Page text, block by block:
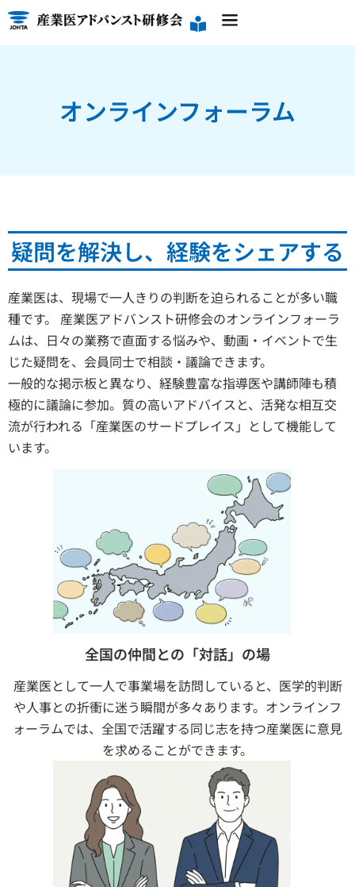
オンラインフォーラム
疑問を解決し、経験をシェアする
産業医は、現場で一人きりの判断を迫られることが多い職
種です。 産業医アドバンスト研修会のオンラインフォーラ
ムは、日々の業務で直面する悩みや、動画・イベントで生
じた疑問を、会員同士で相談・議論できます。
一般的な掲示板と異なり、経験豊富な指導医や講師陣も積
極的に議論に参加。質の高いアドバイスと、活発な相互交
流が行われる「産業医のサードプレイス」として機能して
います。
全国の仲間との「対話」の場
産業医として一人で事業場を訪問していると、医学的判断
や人事との折衝に迷う瞬間が多々あります。オンラインフ
ォーラムでは、全国で活躍する同じ志を持つ産業医に意見
を求めることができます。